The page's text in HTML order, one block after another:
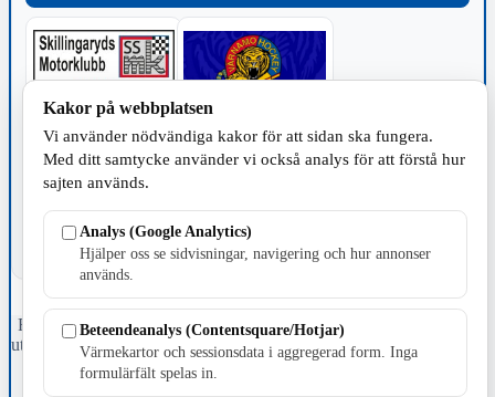
TILLVERKNING
Fristående webbtidningsföretag grundat 1991 som sedan 2002 ger
ut tidningen Skillingaryd.nu och 2010 lanserades Värnamo.nu. Från
april 2026 omfattar Skillingaryd.nu tre kommuner: Gnosjö,
Värnamo och Vaggeryds kommun.
Kakor på webbplatsen
Vi använder nödvändiga kakor för att sidan ska fungera.
Med ditt samtycke använder vi också analys för att förstå hur
sajten används.
Analys (Google Analytics)
Hjälper oss se sidvisningar, navigering och hur annonser
används.
Beteendeanalys (Contentsquare/Hotjar)
Värmekartor och sessionsdata i aggregerad form. Inga
formulärfält spelas in.